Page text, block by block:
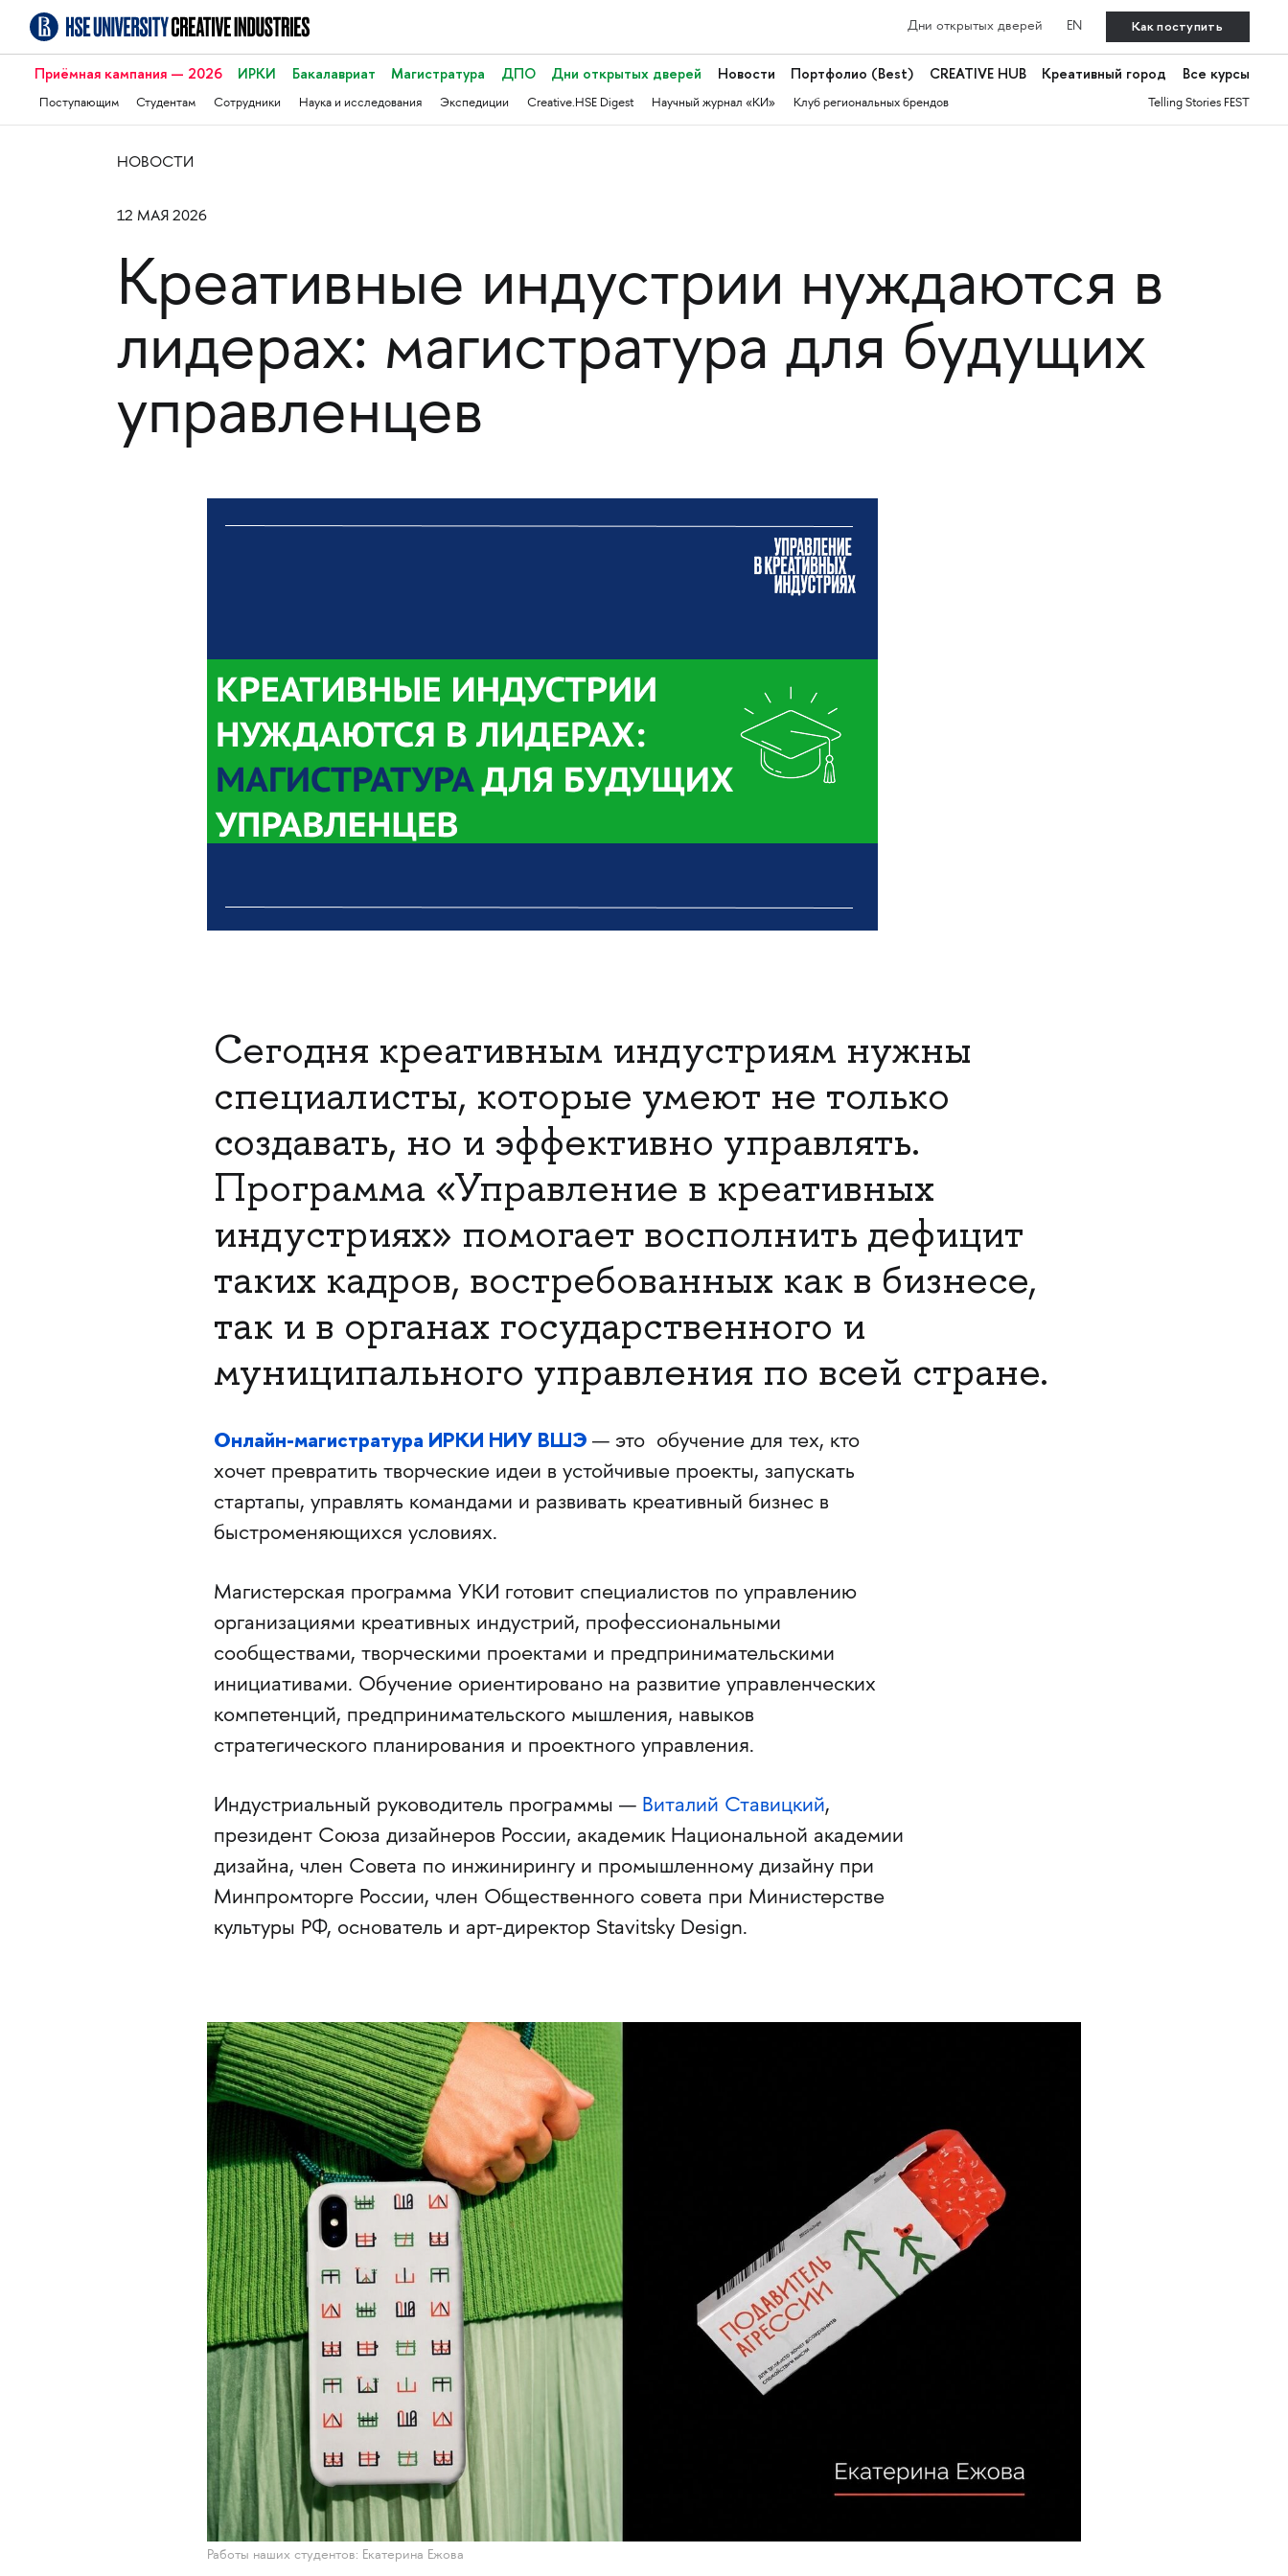
Дни открытых дверей EN Как поступить
Приёмная кампания — 2026 ИРКИ Бакалавриат Магистратура ДПО Дни открытых дверей Новости Портфолио (Best) CREATIVE HUB Креативный город Все курсы
Поступающим Студентам Сотрудники Наука и исследования Экспедиции Creative.HSE Digest Научный журнал «КИ» Клуб региональных брендов Telling Stories FEST
НОВОСТИ
12 МАЯ 2026
Креативные индустрии нуждаются в
лидерах: магистратура для будущих
управленцев
Сегодня креативным индустриям нужны
специалисты, которые умеют не только
создавать, но и эффективно управлять.
Программа «Управление в креативных
индустриях» помогает восполнить дефицит
таких кадров, востребованных как в бизнесе,
так и в органах государственного и
муниципального управления по всей стране.
Онлайн-магистратура ИРКИ НИУ ВШЭ — это обучение для тех, кто
хочет превратить творческие идеи в устойчивые проекты, запускать
стартапы, управлять командами и развивать креативный бизнес в
быстроменяющихся условиях.
Магистерская программа УКИ готовит специалистов по управлению
организациями креативных индустрий, профессиональными
сообществами, творческими проектами и предпринимательскими
инициативами. Обучение ориентировано на развитие управленческих
компетенций, предпринимательского мышления, навыков
стратегического планирования и проектного управления.
Индустриальный руководитель программы — Виталий Ставицкий,
президент Союза дизайнеров России, академик Национальной академии
дизайна, член Совета по инжинирингу и промышленному дизайну при
Минпромторге России, член Общественного совета при Министерстве
культуры РФ, основатель и арт-директор Stavitsky Design.
Работы наших студентов: Екатерина Ежова